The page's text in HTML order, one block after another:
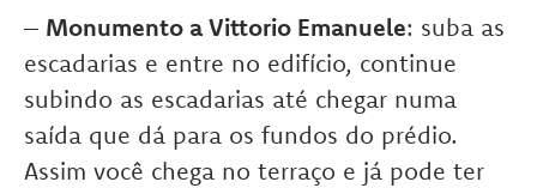
– Monumento a Vittorio Emanuele: suba as
escadarias e entre no edifício, continue
subindo as escadarias até chegar numa
saída que dá para os fundos do prédio.
Assim você chega no terraço e já pode ter